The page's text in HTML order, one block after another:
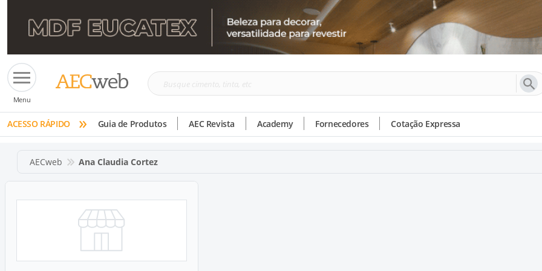
Menu
Busque
tinta,
etc
ACESSO RÁPIDO » Guia de Produtos AEC Revista Academy Fornecedores Cotação Expressa
AECweb Ana Claudia Cortez